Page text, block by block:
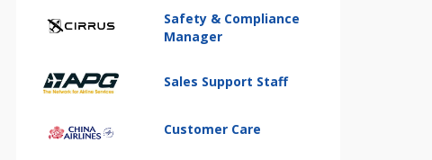
Safety & Compliance
Manager
Sales Support Staff
Customer Care